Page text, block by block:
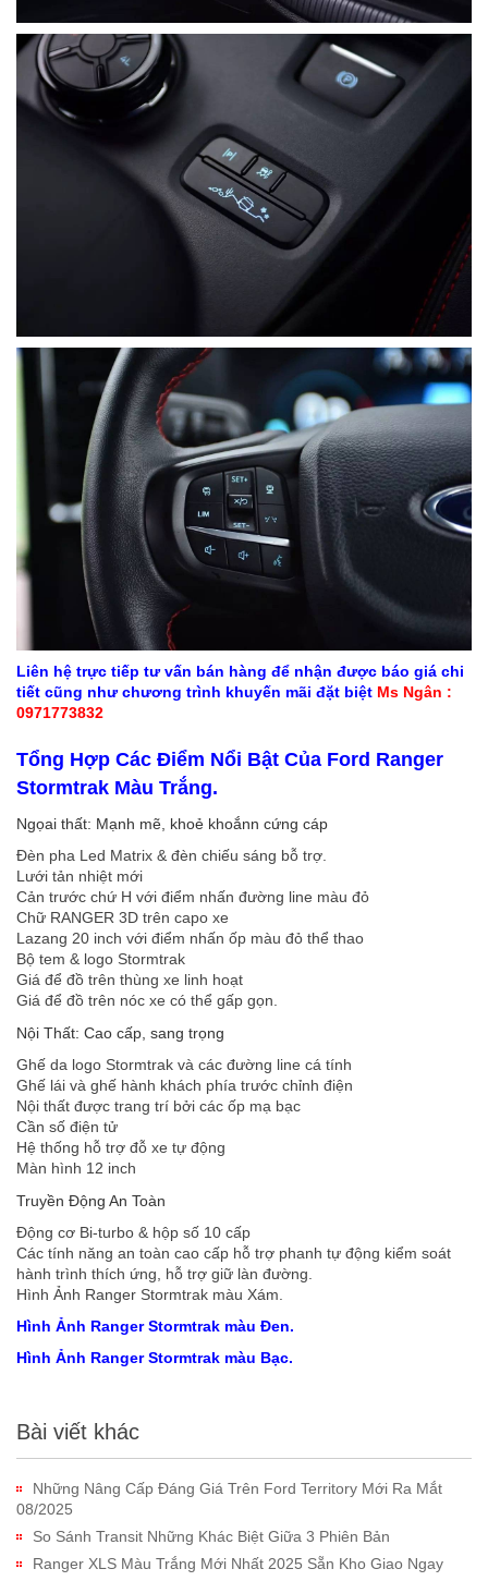
Liên hệ trực tiếp tư vấn bán hàng để nhận được báo giá chi
tiết cũng như chương trình khuyến mãi đặt biệt Ms Ngân :
0971773832
Tổng Hợp Các Điểm Nổi Bật Của Ford Ranger
Stormtrak Màu Trắng.
Ngọai thất: Mạnh mẽ, khoẻ khoắnn cứng cáp
Đèn pha Led Matrix & đèn chiếu sáng bỗ trợ.
Lưới tản nhiệt mới
Cản trước chứ H với điểm nhấn đường line màu đỏ
Chữ RANGER 3D trên capo xe
Lazang 20 inch với điểm nhấn ốp màu đỏ thể thao
Bộ tem & logo Stormtrak
Giá để đồ trên thùng xe linh hoạt
Giá để đồ trên nóc xe có thể gấp gọn.
Nội Thất: Cao cấp, sang trọng
Ghế da logo Stormtrak và các đường line cá tính
Ghế lái và ghế hành khách phía trước chỉnh điện
Nội thất được trang trí bởi các ốp mạ bạc
Cần số điện tử
Hệ thống hỗ trợ đỗ xe tự động
Màn hình 12 inch
Truyền Động An Toàn
Động cơ Bi-turbo & hộp số 10 cấp
Các tính năng an toàn cao cấp hỗ trợ phanh tự động kiểm soát
hành trình thích ứng, hỗ trợ giữ làn đường.
Hình Ảnh Ranger Stormtrak màu Xám.
Hình Ảnh Ranger Stormtrak màu Đen.
Hình Ảnh Ranger Stormtrak màu Bạc.
Bài viết khác
Những Nâng Cấp Đáng Giá Trên Ford Territory Mới Ra Mắt
08/2025
So Sánh Transit Những Khác Biệt Giữa 3 Phiên Bản
Ranger XLS Màu Trắng Mới Nhất 2025 Sẵn Kho Giao Ngay